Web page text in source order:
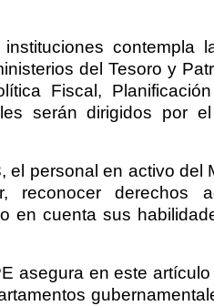
contempla
del Tesoro y
Fiscal,
serán dirigidos por
el personal en activo del
reconocer derechos
en cuenta sus
asegura en este